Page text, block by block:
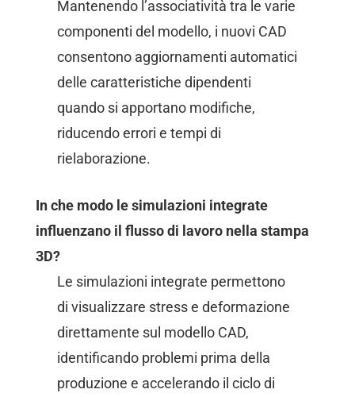
Mantenendo l’associatività tra le varie
componenti del modello, i nuovi CAD
consentono aggiornamenti automatici
delle caratteristiche dipendenti
quando si apportano modifiche,
riducendo errori e tempi di
rielaborazione.
In che modo le simulazioni integrate
influenzano il flusso di lavoro nella stampa
3D?
Le simulazioni integrate permettono
di visualizzare stress e deformazione
direttamente sul modello CAD,
identificando problemi prima della
produzione e accelerando il ciclo di